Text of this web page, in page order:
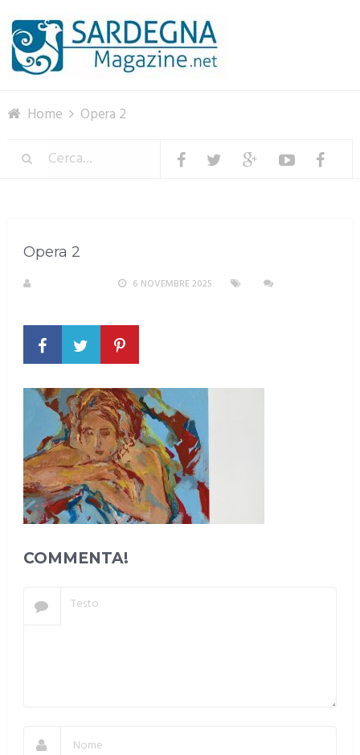
Home Opera 2
Opera 2
6 NOVEMBRE 2025
COMMENTA!